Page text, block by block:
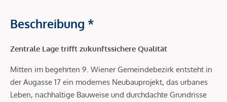
Beschreibung *
Zentrale Lage trifft zukunftssichere Qualität
Mitten im begehrten 9. Wiener Gemeindebezirk entsteht in
der Augasse 17 ein modernes Neubauprojekt, das urbanes
Leben, nachhaltige Bauweise und durchdachte Grundrisse